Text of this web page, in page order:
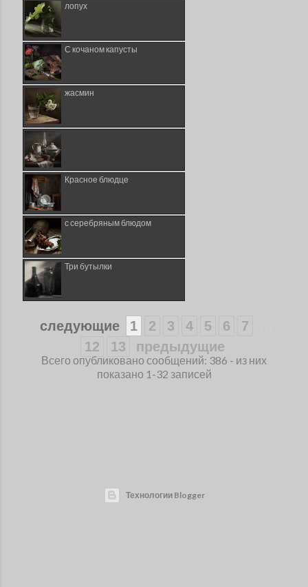
лопух
С кочаном капусты
жасмин
Красное блюдце
с серебряным блюдом
Три бутылки
следующие 1 2 3 4 5 6 7
12 13 предыдущие
Всего опубликовано сообщений: 386 - из них
показано 1-32 записей
Технологии Blogger